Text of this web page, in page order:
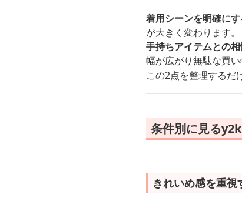
着用シーンを明確にす
が大きく変わります。
手持ちアイテムとの
幅が広がり無駄な買い
この2点を整理するだ
条件別に見る
きれいめ感を重